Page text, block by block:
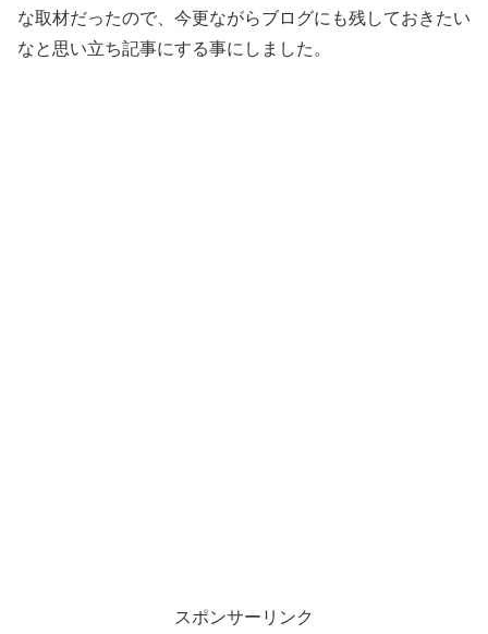
な取材だったので、今更ながらブログにも残しておきたい
なと思い立ち記事にする事にしました。
スポンサーリンク